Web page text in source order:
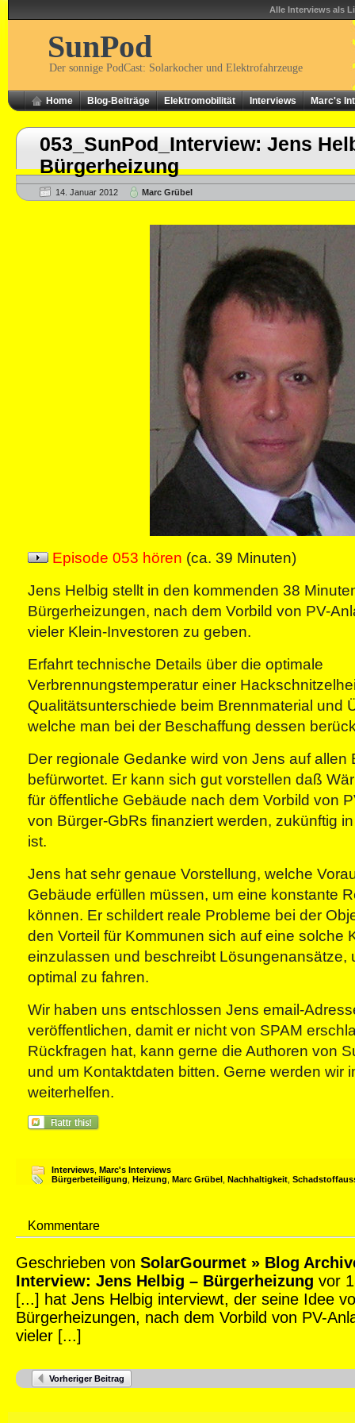
Alle Interviews als
SunPod
Der sonnige PodCast: Solarkocher und Elektrofahrzeuge
Home Blog-Beiträge Elektromobilität Interviews Marc's
053_SunPod_Interview: Jens
Bürgerheizung
14. Januar 2012 Marc Grübel
Episode 053 hören (ca. 39 Minuten)
Jens Helbig stellt in den kommenden 38
Bürgerheizungen, nach dem Vorbild von PV-
vieler Klein-Investoren zu geben.
Erfahrt technische Details über die optimale
Verbrennungstemperatur einer
Qualitätsunterschiede beim Brennmaterial und
welche man bei der Beschaffung dessen
Der regionale Gedanke wird von Jens auf allen
befürwortet. Er kann sich gut vorstellen daß
für öffentliche Gebäude nach dem Vorbild von
von Bürger-GbRs finanziert werden, zukünftig
ist.
Jens hat sehr genaue Vorstellung, welche
Gebäude erfüllen müssen, um eine konstante
können. Er schildert reale Probleme bei der
den Vorteil für Kommunen sich auf eine solche
einzulassen und beschreibt Lösungenansätze,
optimal zu fahren.
Wir haben uns entschlossen Jens email-
veröffentlichen, damit er nicht von SPAM
Rückfragen hat, kann gerne die Authoren von
und um Kontaktdaten bitten. Gerne werden wir
weiterhelfen.
Interviews Marc's Interviews
Bürgerbeteiligung Heizung Marc Grübel Nachhaltigkeit
Kommentare
Geschrieben von SolarGourmet » Blog
Interview: Jens Helbig – Bürgerheizung vor
[...] hat Jens Helbig interviewt, der seine Idee
Bürgerheizungen, nach dem Vorbild von PV-
vieler [...]
Vorheriger Beitrag